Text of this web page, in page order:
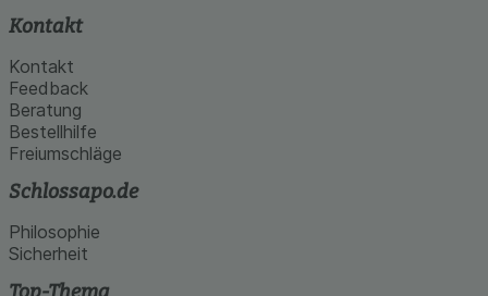
Kontakt
Kontakt
Feedback
Beratung
Bestellhilfe
Freiumschläge
Schlossapo.de
Philosophie
Sicherheit